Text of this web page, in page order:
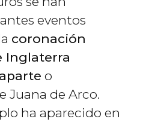
eventos
coronación
Inglaterra
o
Juana de Arco.
ha aparecido en